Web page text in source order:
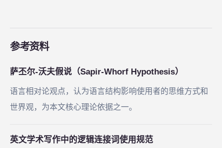
参考资料
萨丕尔-沃夫假说（Sapir-Whorf Hypothesis）
语言相对论观点，认为语言结构影响使用者的思维方式和
世界观，为本文核心理论依据之一。
英文学术写作中的逻辑连接词使用规范